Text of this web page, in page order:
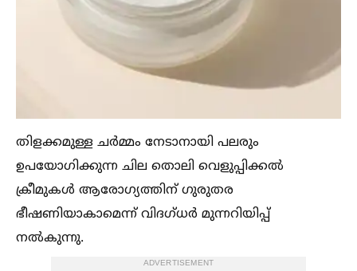
തിളക്കമുള്ള ചർമ്മം നേടാനായി പലരും
ഉപയോഗിക്കുന്ന ചില തൊലി വെളുപ്പിക്കല്‍
ക്രീമുകള്‍ ആരോഗ്യത്തിന് ഗുരുതര
ഭീഷണിയാകാമെന്ന് വിദഗ്ധർ മുന്നറിയിപ്പ്
നല്‍കുന്നു.
ADVERTISEMENT